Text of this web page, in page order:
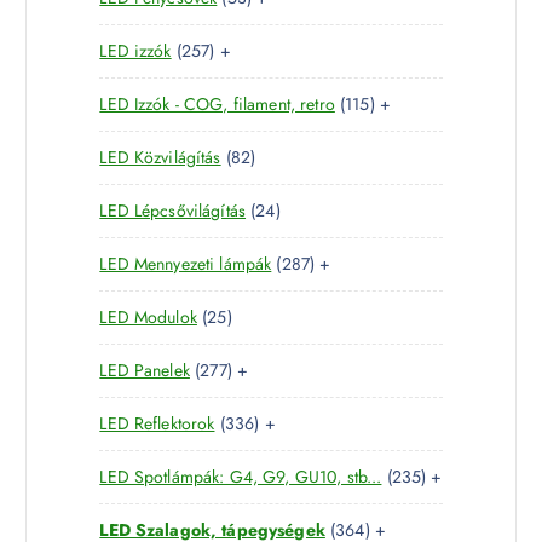
k
m
k
e
m
é
k
3
e
r
m
é
k
LED izzók 2572
5
7
t
e
r
m
é
k
+
LED Izzók - COG, filament, retro 1151
1
t
r
é
+
LED Közvilágítás 828
2
t
e
r
m
k
LED Lépcsővilágítás 242
4
t
e
m
k
LED Mennyezeti lámpák 2872
8
t
r
é
k
+
LED Modulok 252
5
t
e
r
m
é
k
LED Panelek 2772
7
7
t
e
r
m
+
LED Reflektorok 3363
3
6
t
e
+
LED Spotlámpák: G4, G9, GU10, stb... 2352
3
+
LED Szalagok, tápegységek 3643 +